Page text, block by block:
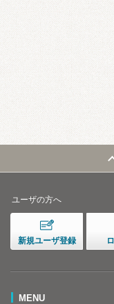
ユーザの方へ
新規ユーザ登録
MENU